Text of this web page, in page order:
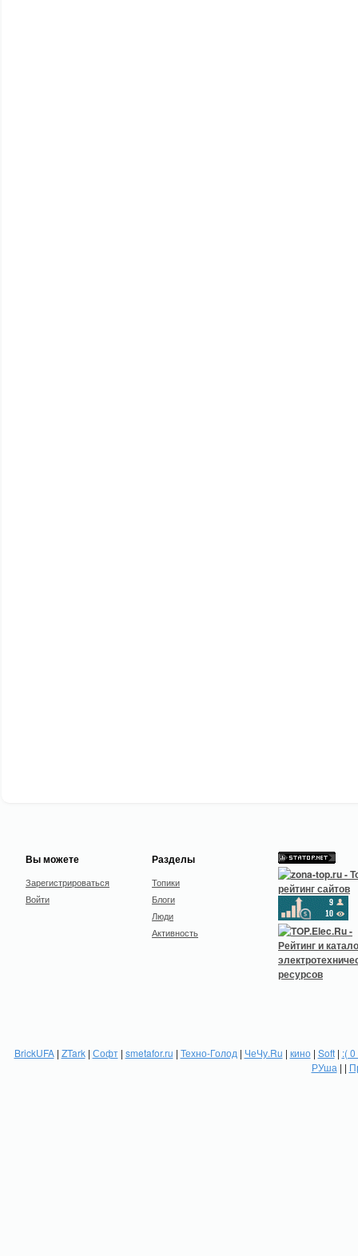
Вы можете
Зарегистрироваться
Войти
Разделы
Топики
Блоги
Люди
Активность
BrickUFA| ZTark| Софт| smetafor.ru | Техно-Голод | ЧеЧу.Ru | кино| Soft| :(
РУша | |